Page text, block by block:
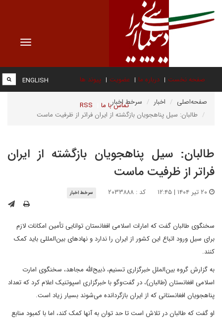
Toggle
صفحه نخست درباره ما عضویت پیوند ها
تماس با ما RSS
ENGLISH
صفحه‌اصلی اخبار
سرخط اخبار
طالبان: سیل پناهجویان بازگشته از ایران فراتر از ظرفیت ماست
طالبان: سیل پناهجویان بازگشته از ایران
فراتر از ظرفیت ماست
کد : ۲۰۳۳۸۸۸ سرخط اخبار
سخنگوی طالبان گفت که امارات اسلامی افغانستان توانایی تأمین امکانات لازم
برای سیل ورود اتباع این کشور از ایران را ندارد و نهادهای بین‌المللی باید کمک
کنند.
به گزارش گروه بین‌الملل خبرگزاری تسنیم، ذبیح‌الله مجاهد، سخنگوی امارت
اسلامی افغانستان (طالبان)، در گفت‌و‌گو با خبرگزاری اسپوتنیک اعلام کرد که تعداد
پناهجویان افغانستانی که از ایران بازگردانده می‌شوند بسیار زیاد است.
او گفت که طالبان در تلاش است تا حد توان به آنها کمک کند، اما با کمبود منابع